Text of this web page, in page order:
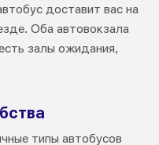
доставит вас на
Оба автовокзала
залы ожидания,
типы автобусов